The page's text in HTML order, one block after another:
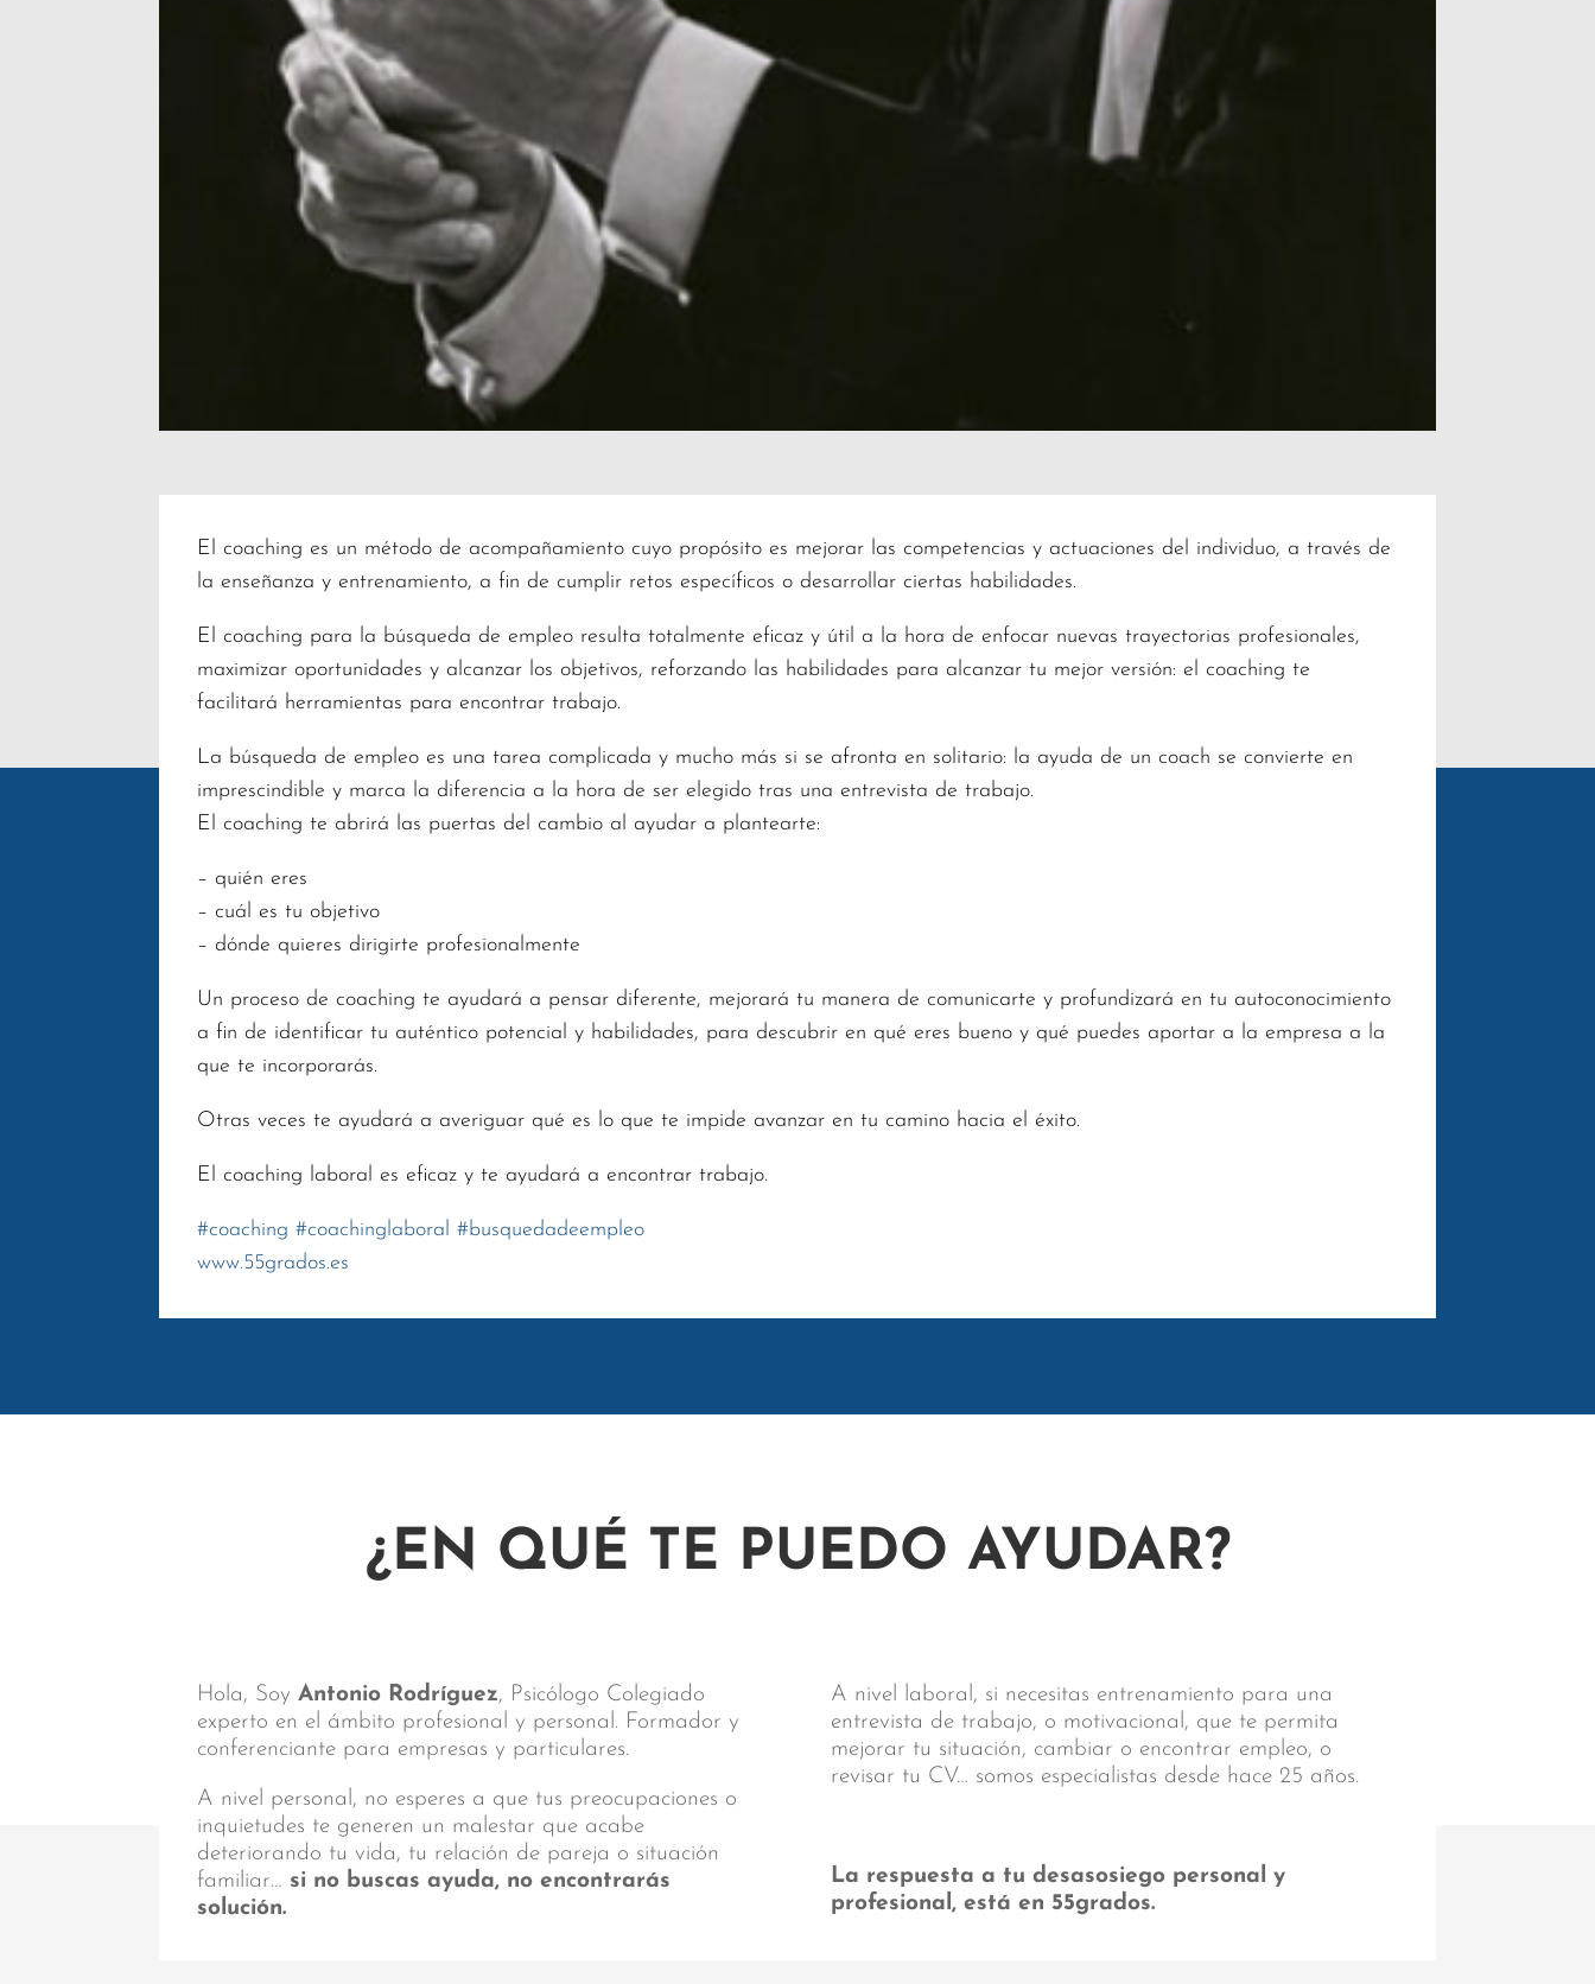
El coaching es un método de acompañamiento cuyo propósito es mejorar las competencias y actuaciones del individuo, a través de
la enseñanza y entrenamiento, a fin de cumplir retos específicos o desarrollar ciertas habilidades.
El coaching para la búsqueda de empleo resulta totalmente eficaz y útil a la hora de enfocar nuevas trayectorias profesionales,
maximizar oportunidades y alcanzar los objetivos, reforzando las habilidades para alcanzar tu mejor versión: el coaching te
facilitará herramientas para encontrar trabajo.
La búsqueda de empleo es una tarea complicada y mucho más si se afronta en solitario: la ayuda de un coach se convierte en
imprescindible y marca la diferencia a la hora de ser elegido tras una entrevista de trabajo.
El coaching te abrirá las puertas del cambio al ayudar a plantearte:
– quién eres
– cuál es tu objetivo
– dónde quieres dirigirte profesionalmente
Un proceso de coaching te ayudará a pensar diferente, mejorará tu manera de comunicarte y profundizará en tu autoconocimiento
a fin de identificar tu auténtico potencial y habilidades, para descubrir en qué eres bueno y qué puedes aportar a la empresa a la
que te incorporarás.
Otras veces te ayudará a averiguar qué es lo que te impide avanzar en tu camino hacia el éxito.
El coaching laboral es eficaz y te ayudará a encontrar trabajo.
#coaching #coachinglaboral #busquedadeempleo
www.55grados.es
¿EN QUÉ TE PUEDO AYUDAR?
Hola, SoyAntonio Rodríguez, Psicólogo Colegiado
experto en el ámbito profesional y personal. Formador y
conferenciante para empresas y particulares.
A nivel personal, no esperes a que tus preocupaciones o
inquietudes te generen un malestar que acabe
deteriorando tu vida, tu relación de pareja o situación
familiar… si no buscas ayuda, no encontrarás
solución.
A nivel laboral, si necesitas entrenamiento para una
entrevista de trabajo, o motivacional, que te permita
mejorar tu situación, cambiar o encontrar empleo, o
revisar tu CV… somos especialistas desde hace 25 años.
La respuesta a tu desasosiego personal y
profesional, está en 55grados.